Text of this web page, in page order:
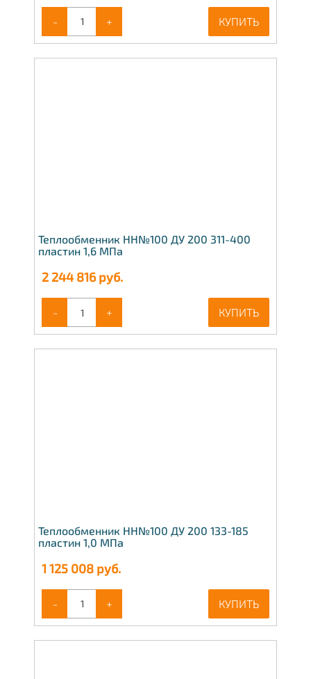
- + КУПИТЬ
Теплообменник НН№100 ДУ 200 311-400
пластин 1,6 МПа
2 244 816руб.
- + КУПИТЬ
Теплообменник НН№100 ДУ 200 133-185
пластин 1,0 МПа
1 125 008 руб.
- + КУПИТЬ